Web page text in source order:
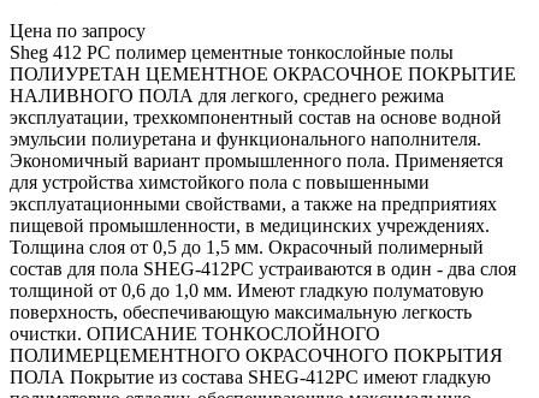
Цена по запросу
Sheg 412 PC полимер цементные тонкослойные полы
ПОЛИУРЕТАН ЦЕМЕНТНОЕ ОКРАСОЧНОЕ ПОКРЫТИЕ
НАЛИВНОГО ПОЛА для легкого, среднего режима
эксплуатации, трехкомпонентный состав на основе водной
эмульсии полиуретана и функционального наполнителя.
Экономичный вариант промышленного пола. Применяется
для устройства химстойкого пола с повышенными
эксплуатационными свойствами, а также на предприятиях
пищевой промышленности, в медицинских учреждениях.
Толщина слоя от 0,5 до 1,5 мм. Окрасочный полимерный
состав для пола SHEG-412PC устраиваются в один - два слоя
толщиной от 0,6 до 1,0 мм. Имеют гладкую полуматовую
поверхность, обеспечивающую максимальную легкость
очистки. ОПИСАНИЕ ТОНКОСЛОЙНОГО
ПОЛИМЕРЦЕМЕНТНОГО ОКРАСОЧНОГО ПОКРЫТИЯ
ПОЛА Покрытие из состава SHEG-412PC имеют гладкую